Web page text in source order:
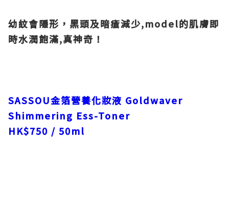
幼紋會隱形，黑頭及暗瘡減少,model的肌膚即
時水潤飽滿,真神奇！
SASSOU金箔營養化妝液 Goldwaver
Shimmering Ess-Toner
HK$750 / 50ml